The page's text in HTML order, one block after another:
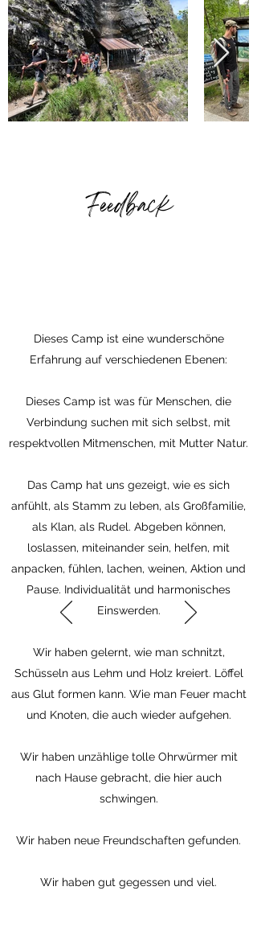
Feedback
Dieses Camp ist eine wunderschöne
Erfahrung auf verschiedenen Ebenen:
Dieses Camp ist was für Menschen, die
Verbindung suchen mit sich selbst, mit
respektvollen Mitmenschen, mit Mutter Natur.
Das Camp hat uns gezeigt, wie es sich
anfühlt, als Stamm zu leben, als Großfamilie,
als Klan, als Rudel. Abgeben können,
loslassen, miteinander sein, helfen, mit
anpacken, fühlen, lachen, weinen, Aktion und
Pause. Individualität und harmonisches
Einswerden.
Wir haben gelernt, wie man schnitzt,
Schüsseln aus Lehm und Holz kreiert. Löffel
aus Glut formen kann. Wie man Feuer macht
und Knoten, die auch wieder aufgehen.
Wir haben unzählige tolle Ohrwürmer mit
nach Hause gebracht, die hier auch
schwingen.
Wir haben neue Freundschaften gefunden.
Wir haben gut gegessen und viel.